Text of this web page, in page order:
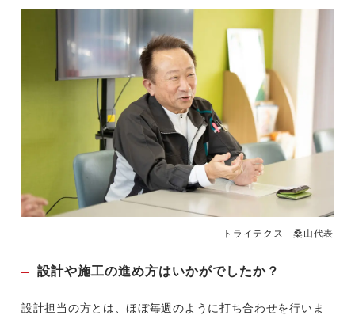
トライテクス 桑山代表
設計や施工の進め方はいかがでしたか？
設計担当の方とは、ほぼ毎週のように打ち合わせを行いま